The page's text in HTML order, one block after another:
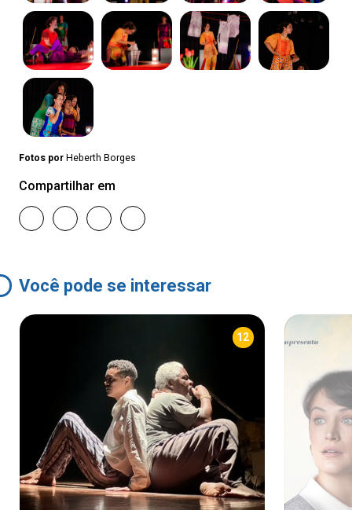
Fotos por Heberth Borges
Compartilhar em
Você pode se interessar
12